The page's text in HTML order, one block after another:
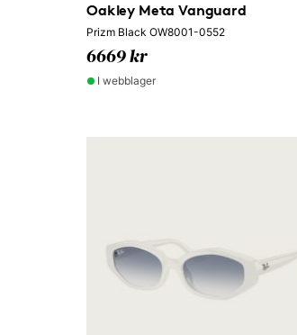
Oakley Meta Vanguard
Prizm Black OW8001-0552
6669 kr
I webblager